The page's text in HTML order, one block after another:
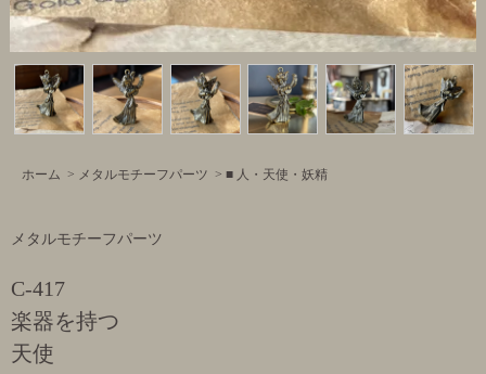
ホーム > メタルモチーフパーツ > ■ 人・天使・妖精
メタルモチーフパーツ
C-417
楽器を持つ
天使